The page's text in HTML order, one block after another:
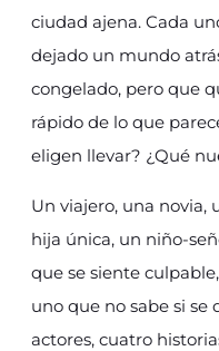
ciudad ajena. Cada
dejado un mundo
congelado, pero que
rápido de lo que
eligen llevar? ¿Qué
Un viajero, una novia,
hija única, un niño-
que se siente
uno que no sabe si se
actores, cuatro